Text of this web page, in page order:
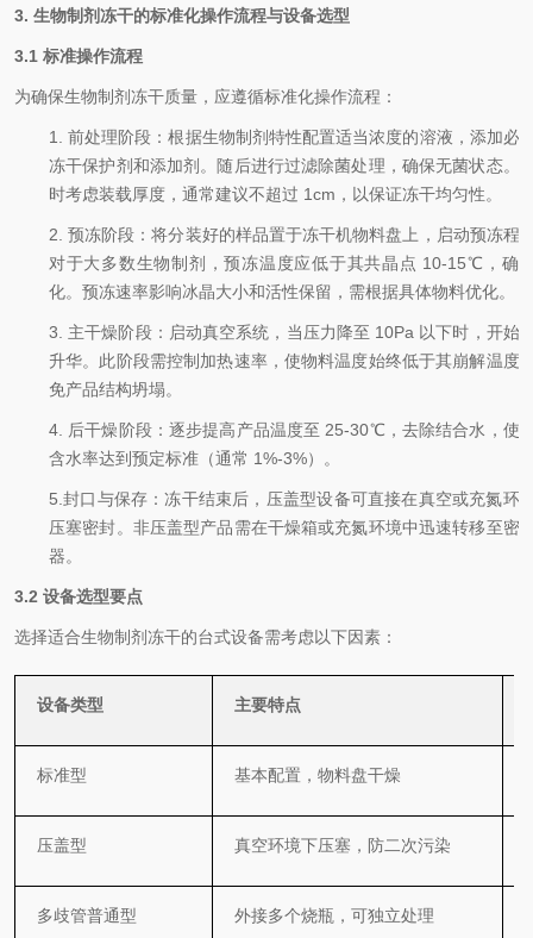
3. 生物制剂冻干的标准化操作流程与设备选型
3.1 标准操作流程
为确保生物制剂冻干质量，应遵循标准化操作流程：
1.
前处理阶段：根据生物制剂特性配置适当浓度的溶液，添加必
冻干保护剂和添加剂。随后进行过滤除菌处理，确保无菌状态。
时考虑装载厚度，通常建议不超过 1cm，以保证冻干均匀性。
2. 预冻阶段：将分装好的样品置于冻干机物料盘上，启动预冻程
对于大多数生物制剂，预冻温度应低于其共晶点 10-15℃，确
化。预冻速率影响冰晶大小和活性保留，需根据具体物料优化。
3.
主干燥阶段：启动真空系统，当压力降至 10Pa 以下时，开始
升华。此阶段需控制加热速率，使物料温度始终低于其崩解温度
免产品结构坍塌。
4.
后干燥阶段：逐步提高产品温度至 25-30℃，去除结合水，使
含水率达到预定标准（通常 1%-3%）。
5.封口与保存：冻干结束后，压盖型设备可直接在真空或充氮环
压塞密封。非压盖型产品需在干燥箱或充氮环境中迅速转移至密
器。
3.2 设备选型要点
选择适合生物制剂冻干的台式设备需考虑以下因素：
设备类型 主要特点
标准型 基本配置，物料盘干燥
压盖型 真空环境下压塞，防二次污染
多歧管普通型 外接多个烧瓶，可独立处理